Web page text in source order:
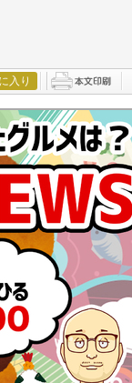
入り